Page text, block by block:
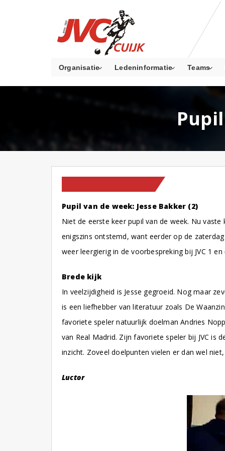
Organisatie Ledeninformatie Teams
Pupil van de week: Jesse Bakker (2)
Niet de eerste keer pupil van de week. Nu
enigszins ontstemd, want eerder op de
weer leergierig in de voorbespreking bij JVC 1
Brede kijk
In veelzijdigheid is Jesse gegroeid. Nog maar
is een liefhebber van literatuur zoals De
favoriete speler natuurlijk doelman Andries
van Real Madrid. Zijn favoriete speler bij JVC is
inzicht. Zoveel doelpunten vielen er dan wel
Luctor